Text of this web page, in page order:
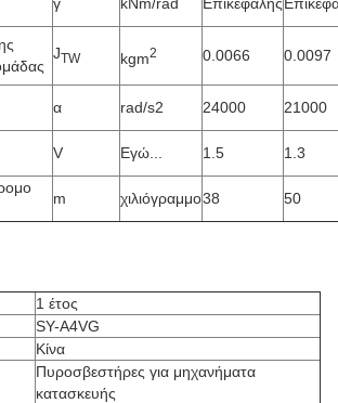
JTW kgm2 0.0066 0.0097
α rad/s2 24000 21000
V Εγώ... 1.5
1.3
m χιλιόγραμμο38 50
1 έτος
SY-A4VG
Κίνα
Πυροσβεστήρες για μηχανήματα
κατασκευής